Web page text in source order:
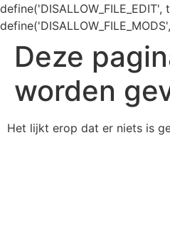
define('DISALLOW_FILE_EDIT',
Deze
worden
Het lijkt erop dat er niets is